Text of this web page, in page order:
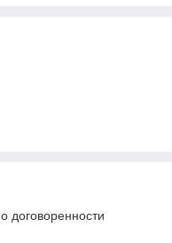
договоренности